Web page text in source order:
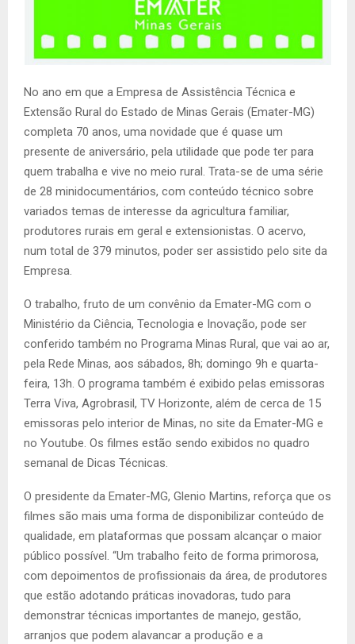
No ano em que a Empresa de Assistência Técnica e
Extensão Rural do Estado de Minas Gerais (Emater-MG)
completa 70 anos, uma novidade que é quase um
presente de aniversário, pela utilidade que pode ter para
quem trabalha e vive no meio rural. Trata-se de uma série
de 28 minidocumentários, com conteúdo técnico sobre
variados temas de interesse da agricultura familiar,
produtores rurais em geral e extensionistas. O acervo,
num total de 379 minutos, poder ser assistido pelo site da
Empresa.
O trabalho, fruto de um convênio da Emater-MG com o
Ministério da Ciência, Tecnologia e Inovação, pode ser
conferido também no Programa Minas Rural, que vai ao ar,
pela Rede Minas, aos sábados, 8h; domingo 9h e quarta-
feira, 13h. O programa também é exibido pelas emissoras
Terra Viva, Agrobrasil, TV Horizonte, além de cerca de 15
emissoras pelo interior de Minas, no site da Emater-MG e
no Youtube. Os filmes estão sendo exibidos no quadro
semanal de Dicas Técnicas.
O presidente da Emater-MG, Glenio Martins, reforça que os
filmes são mais uma forma de disponibilizar conteúdo de
qualidade, em plataformas que possam alcançar o maior
público possível. “Um trabalho feito de forma primorosa,
com depoimentos de profissionais da área, de produtores
que estão adotando práticas inovadoras, tudo para
demonstrar técnicas importantes de manejo, gestão,
arranjos que podem alavancar a produção e a